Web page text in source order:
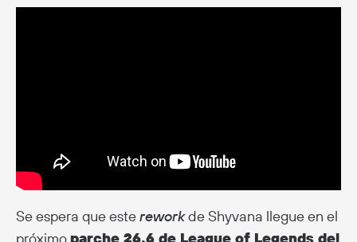
Se espera que estereworkde Shyvana llegue en el